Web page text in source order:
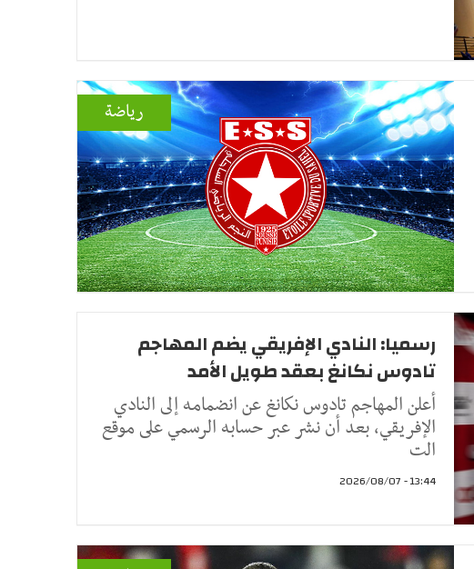
رياضة
رسميا: النادي الإفريقي يضم المهاجم
تادوس نكانغ بعقد طويل الأمد
أعلن المهاجم تادوس نكانغ عن انضمامه إلى النادي
الإفريقي، بعد أن نشر عبر حسابه الرسمي على موقع
الت
13:44 - 2026/08/07